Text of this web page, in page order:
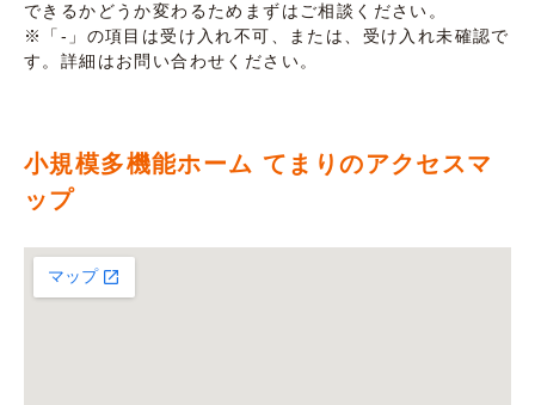
できるかどうか変わるためまずはご相談ください。
※「-」の項目は受け入れ不可、または、受け入れ未確認で
す。詳細はお問い合わせください。
小規模多機能ホーム てまりのアクセスマ
ップ